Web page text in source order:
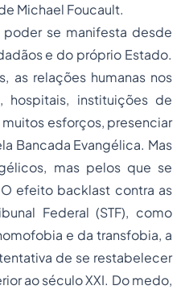
Michael Foucault.
se manifesta desde
e do próprio Estado.
as relações humanas nos
hospitais, instituições de
esforços, presenciar
Bancada Evangélica. Mas
mas pelos que se
efeito backlast contra as
Federal (STF), como
e da transfobia, a
de se restabelecer
ao século XXI. Do medo,